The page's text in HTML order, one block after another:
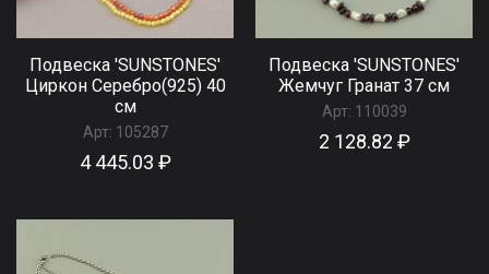
Подвеска 'SUNSTONES'
Циркон Серебро(925) 40
см
Арт: 105287
4 445.03 ₽
Подвеска 'SUNSTONES'
Жемчуг Гранат 37 см
Арт: 110039
2 128.82 ₽